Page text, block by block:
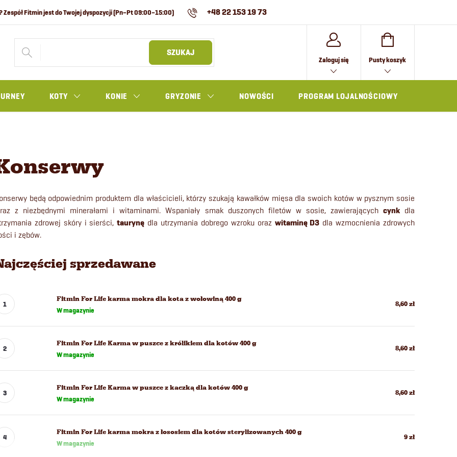
+48 22 153 19 73
SZUKAJ
Zaloguj się KOSZYK
Pusty koszyk
KOTY KONIE GRYZONIE NOWOŚCI PROGRAM LOJALNOŚCIOWY
będą odpowiednim produktem dla właścicieli, którzy szukają kawałków mięsa dla swoich kotów w pysznym sosie
z niezbędnymi minerałami i witaminami.Wspaniały smak duszonych filetów w sosie, zawierających cynkdla
zdrowej skóry i sierści,taurynę dla utrzymania dobrego wzroku oraz witaminę D3 dla wzmocnienia zdrowych
i zębów.
sprzedawane
Fitmin For Life karma mokra dla kota z wołowiną 400 g
W magazynie
8,60 zł
Fitmin For Life Karma w puszce z królikiem dla kotów 400 g
W magazynie
8,60 zł
Fitmin For Life Karma w puszce z kaczką dla kotów 400 g
W magazynie
8,60 zł
Fitmin For Life karma mokra z łososiem dla kotów sterylizowanych 400 g
W magazynie
9 zł